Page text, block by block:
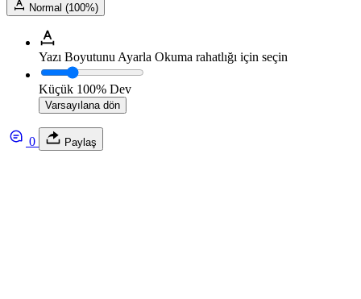
Normal (100%)
Yazı Boyutunu Ayarla Okuma rahatlığı için seçin
Küçük 100% Dev
Varsayılana dön
0 Paylaş